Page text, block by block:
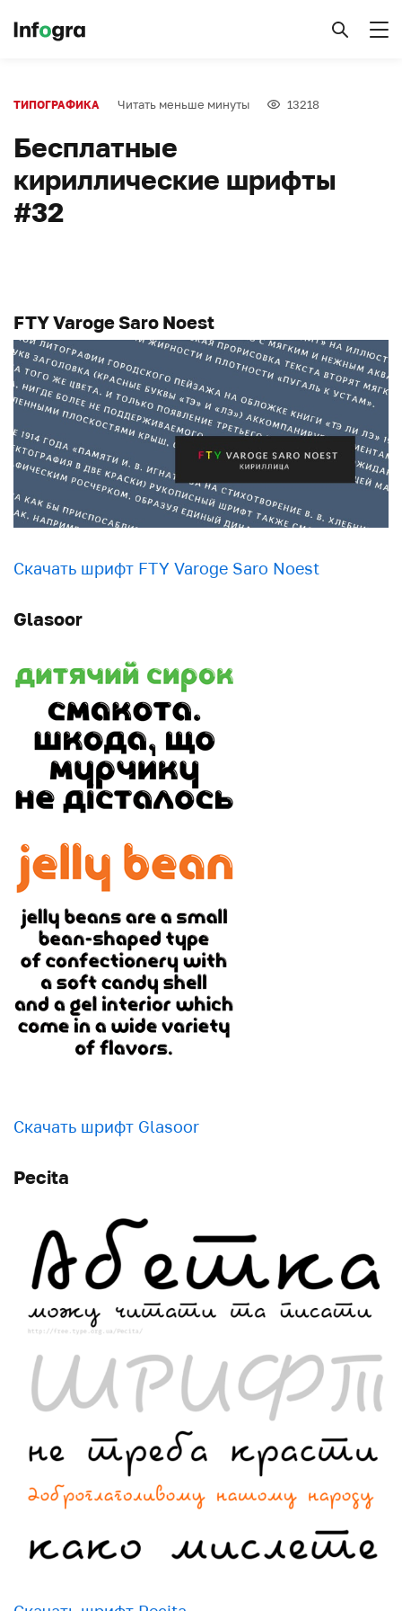
ТИПОГРАФИКА Читать меньше минуты 13218
Бесплатные
кириллические шрифты
#32
FTY Varoge Saro Noest
Скачать шрифт FTY Varoge Saro Noest
Glasoor
Скачать шрифт Glasoor
Pecita